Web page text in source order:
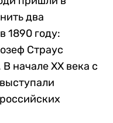
два
1890 году:
Страус
начале XX века с